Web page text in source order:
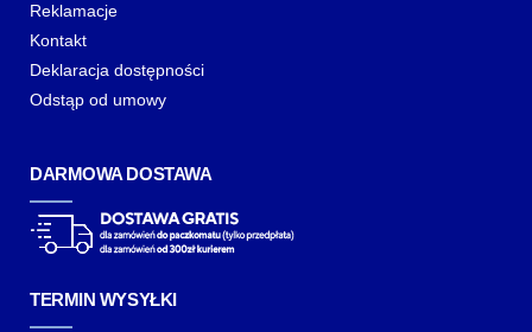
Reklamacje
Kontakt
Deklaracja dostępności
Odstąp od umowy
DARMOWA DOSTAWA
TERMIN WYSYŁKI